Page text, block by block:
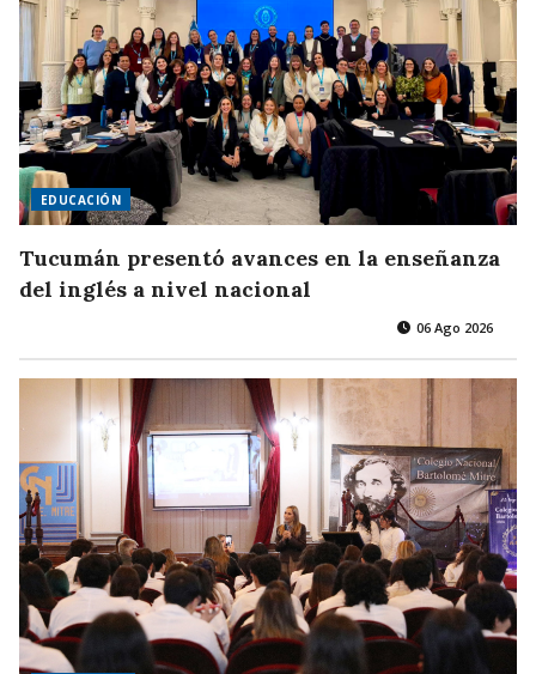
EDUCACIÓN
Tucumán presentó avances en la enseñanza
del inglés a nivel nacional
06 Ago 2026